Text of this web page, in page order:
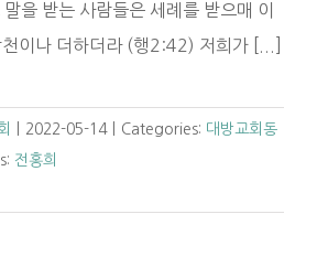
을 받는 사람들은 세례를 받으매 이
이나 더하더라 (행2:42) 저희가 [...]
2022-05-14 Categories: 대방교회동
전홍희